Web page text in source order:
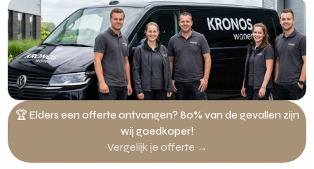
🏆 Elders een offerte ontvangen? 80% van de gevallen zijn
wij goedkoper!
Vergelijk je offerte →